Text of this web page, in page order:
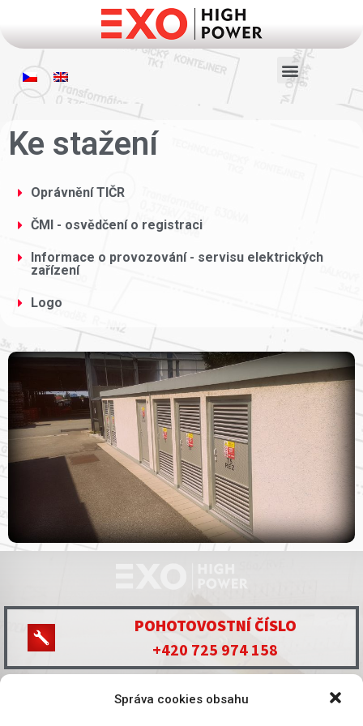
Správa cookies obsahu
Ke stažení
Oprávnění TIČR
ČMI - osvědčení o registraci
Informace o provozování - servisu elektrických
zařízení
Logo
POHOTOVOSTNÍ ČÍSLO
+420 725 974 158
EXO HIGHPOWER s.r.o.
KONTAKT